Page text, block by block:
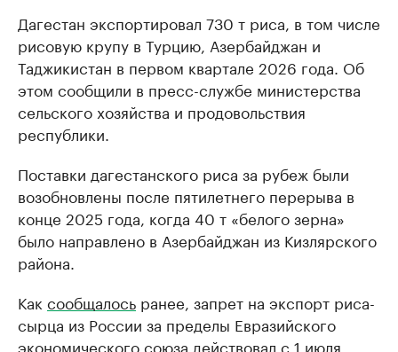
Дагестан экспортировал 730 т риса, в том числе
рисовую крупу в Турцию, Азербайджан и
Таджикистан в первом квартале 2026 года. Об
этом сообщили в пресс-службе министерства
сельского хозяйства и продовольствия
республики.
Поставки дагестанского риса за рубеж были
возобновлены после пятилетнего перерыва в
конце 2025 года, когда 40 т «белого зерна»
было направлено в Азербайджан из Кизлярского
района.
Как сообщалось ранее, запрет на экспорт риса-
сырца из России за пределы Евразийского
экономического союза действовал с 1 июля